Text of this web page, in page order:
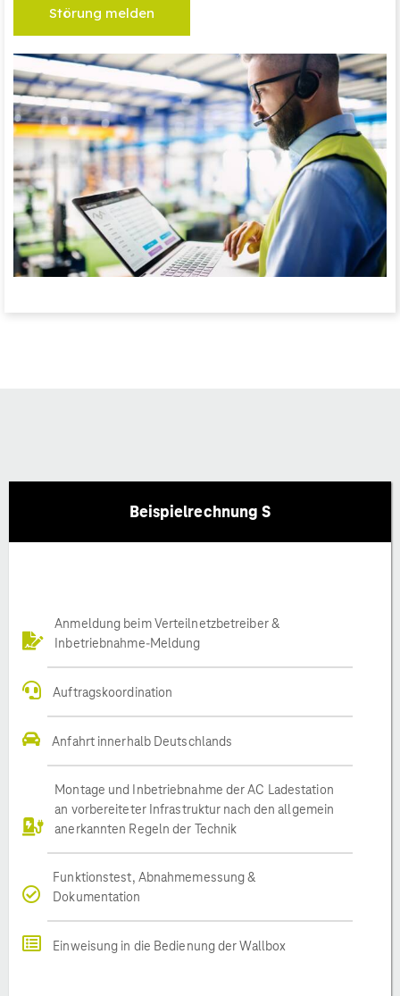
Störung melden
Beispielrechnung S
Anmeldung beim Verteilnetzbetreiber &
Inbetriebnahme-Meldung
Auftragskoordination
Anfahrt innerhalb Deutschlands
Montage und Inbetriebnahme der AC Ladestation
an vorbereiteter Infrastruktur nach den allgemein
anerkannten Regeln der Technik
Funktionstest, Abnahmemessung &
Dokumentation
Einweisung in die Bedienung der Wallbox